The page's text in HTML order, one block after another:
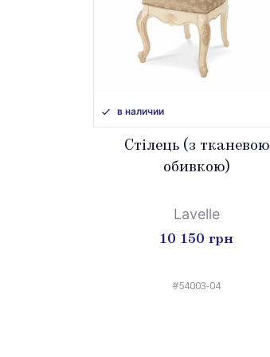
в наличии
Стілець (з тканевою
обивкою)
Lavelle
10 150 грн
#54003-04